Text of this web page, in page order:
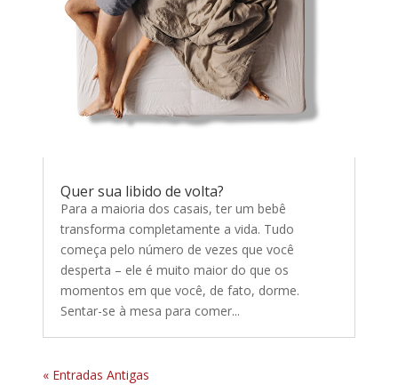
Quer sua libido de volta?
Para a maioria dos casais, ter um bebê
transforma completamente a vida. Tudo
começa pelo número de vezes que você
desperta – ele é muito maior do que os
momentos em que você, de fato, dorme.
Sentar-se à mesa para comer...
« Entradas Antigas